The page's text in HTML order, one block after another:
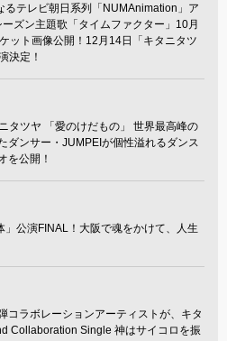
テレビ朝日系列「NUMAnimation」ア
ズン主題歌「タイムファクター」10月
ット画像公開！12月14日「キタニタツ
決定！
タツヤ 「愛のけだもの」 世界最高峰の
ダンサー・JUMPEIが個性溢れるダンス
を公開！
公演FINAL！大阪で魂をかけて、人生
コラボレーションアーティストが、キタ
Collaboration Single 神はサイコロを振